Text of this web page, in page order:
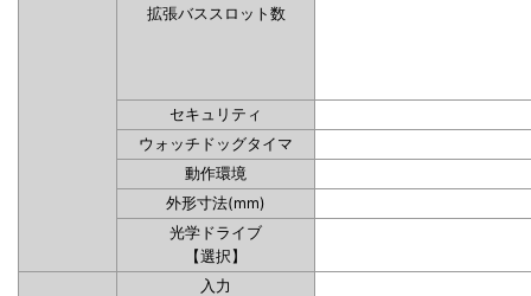
拡張バススロット数
セキュリティ
ウォッチドッグタイマ
動作環境
外形寸法(mm)
光学ドライブ
【選択】
入力